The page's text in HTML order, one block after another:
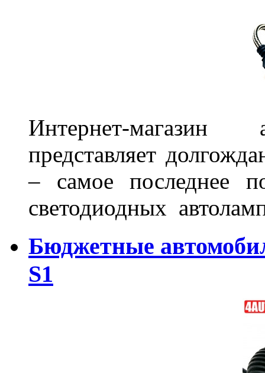
Интернет-магазин
представляет
– самое последнее
светодиодных
Бюджетные
S1